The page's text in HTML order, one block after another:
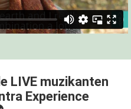
LIVE muzikanten
Experience